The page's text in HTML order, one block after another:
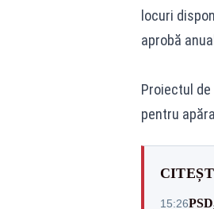
locuri
aprobă
Proiectul
pentru
15:26